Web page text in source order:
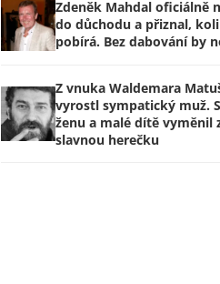
Zdeněk Mahdal oficiálně
do důchodu a přiznal,
pobírá. Bez dabování by
Z vnuka Waldemara
vyrostl sympatický muž.
ženu a malé dítě vyměnil
slavnou herečku